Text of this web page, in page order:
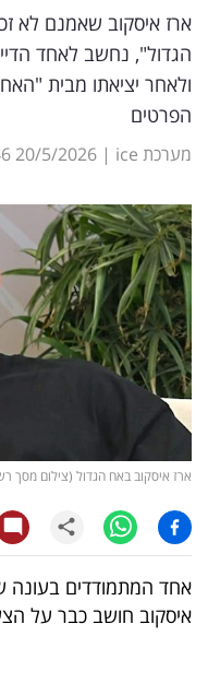
וטק
שיווק
ופרסום
משפט
מדדים
ומחקרים
דעות
רכילות
עסקית
קריפטו
ויראלי
טלוויזיה
עסקי
ספורט
ארז איסקוב שאמנם לא
הגדול", נחשב לאחד
ולאחר יציאתו מבית
הפרטים
מערכת ice |
20/5/2026
ארז איסקוב באח הגדול (צילום מסך רשת
אחד המתמודדים
איסקוב חושב כבר על